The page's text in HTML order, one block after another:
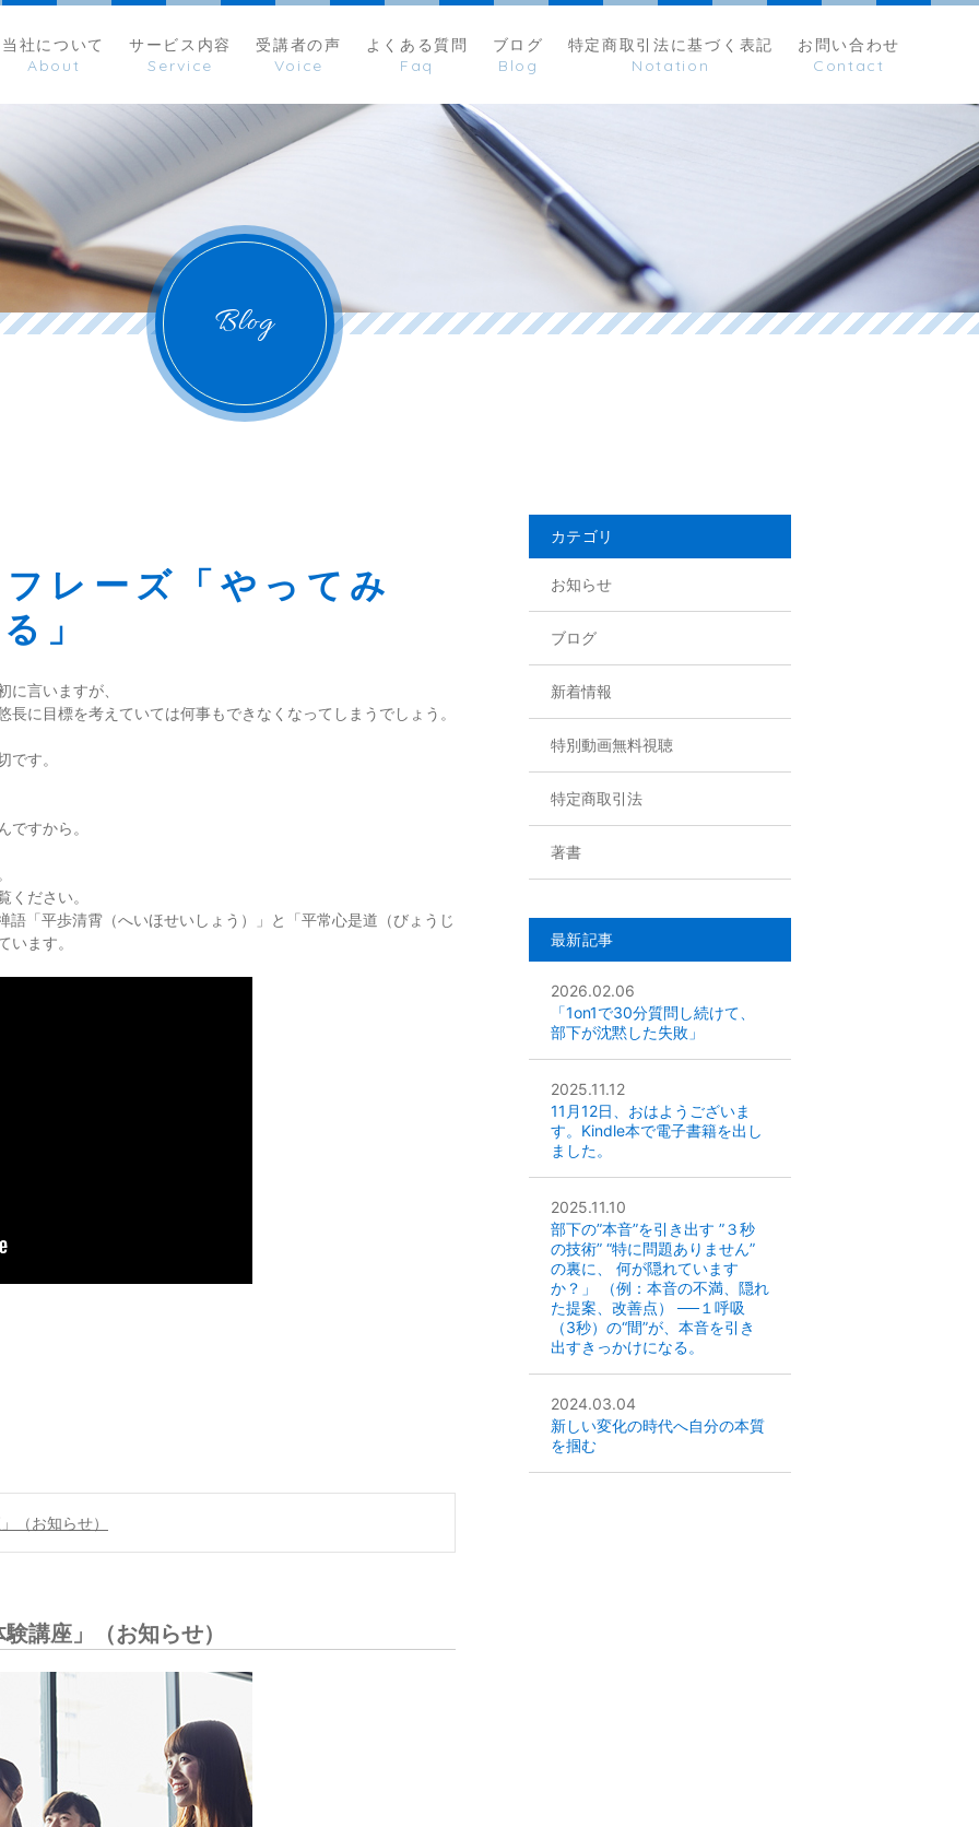
当社について サービス内容 受講者の声 よくある質問 ブログ 特定商取引法に基づく表記 お問い合わせ
Blog
レーズ「やってみ
」
言いますが、
に目標を考えていては何事もできなくなってしまうでしょう。
です。
ですから。
ください。
「平歩清霄（へいほせいしょう）」と「平常心是道（びょうじ
います。
（お知らせ）
講座」（お知らせ）
カテゴリ
お知らせ
ブログ
新着情報
特別動画無料視聴
特定商取引法
著書
最新記事
2026.02.06
「1on1で30分質問し続けて、
部下が沈黙した失敗」
2025.11.12
11月12日、おはようございま
す。Kindle本で電子書籍を出し
ました。
2025.11.10
部下の”本音”を引き出す ”３秒
の技術” “特に問題ありません”
の裏に、 何が隠れています
か？」 （例：本音の不満、隠れ
た提案、改善点） ──１呼吸
（3秒）の“間”が、本音を引き
出すきっかけになる。
2024.03.04
新しい変化の時代へ自分の本質
を掴む